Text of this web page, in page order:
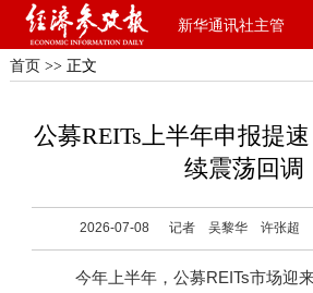
新华通讯社主管
首页 >> 正文
公募REITs上半年申报提
续震荡回调
2026-07-08 记者 吴黎华 许张超
今年上半年，公募REITs市场迎